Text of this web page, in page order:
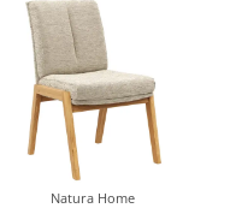
Natura Home